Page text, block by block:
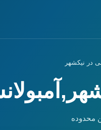
در نیکشهر
محدوده